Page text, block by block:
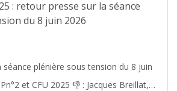
: retour presse sur la séance
du 8 juin 2026
séance plénière sous tension du 8 juin
et CFU 2025 👎 : Jacques Breillat,